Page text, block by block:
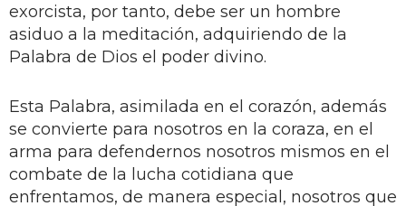
exorcista, por tanto, debe ser un hombre
asiduo a la meditación, adquiriendo de la
Palabra de Dios el poder divino.
Esta Palabra, asimilada en el corazón, además
se convierte para nosotros en la coraza, en el
arma para defendernos nosotros mismos en el
combate de la lucha cotidiana que
enfrentamos, de manera especial, nosotros que